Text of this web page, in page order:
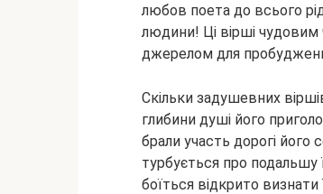
любов поета до всього
людини! Ці вірші
джерелом для
Скільки задушевних
глибини душі його
брали участь дорогі його
турбується про подальшу
боїться відкрито